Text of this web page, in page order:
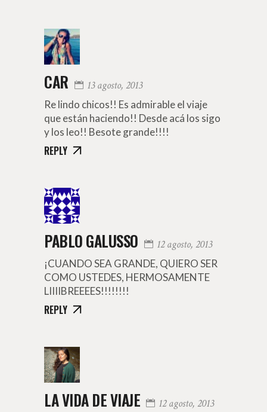
CAR 13 agosto, 2013
Re lindo chicos!! Es admirable el viaje
que están haciendo!! Desde acá los sigo
y los leo!! Besote grande!!!!
REPLY
PABLO GALUSSO 12 agosto, 2013
¡CUANDO SEA GRANDE, QUIERO SER
COMO USTEDES, HERMOSAMENTE
LIIIIBREEEES!!!!!!!!
REPLY
LA VIDA DE VIAJE 12 agosto, 2013